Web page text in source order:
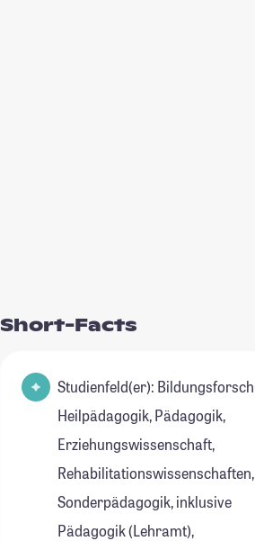
Short-Facts
Studienfeld(er): Bildungsforschung,
Heilpädagogik, Pädagogik,
Erziehungswissenschaft,
Rehabilitationswissenschaften,
Sonderpädagogik, inklusive
Pädagogik (Lehramt),